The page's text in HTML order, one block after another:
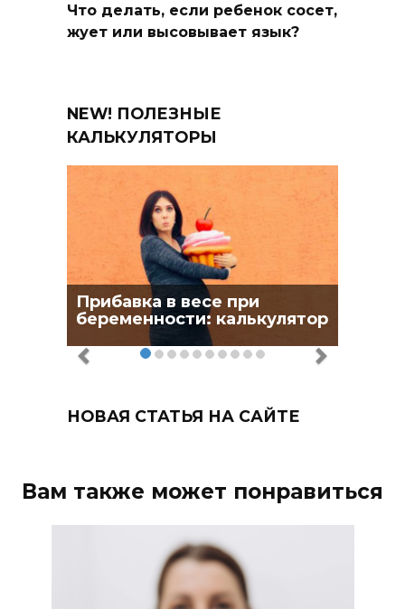
Что делать, если ребенок сосет,
жует или высовывает язык?
NEW! ПОЛЕЗНЫЕ
КАЛЬКУЛЯТОРЫ
Прибавка в весе при
беременности: калькулятор
НОВАЯ СТАТЬЯ НА САЙТЕ
Вам также может понравиться